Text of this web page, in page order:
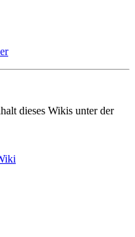
dieses Wikis unter der